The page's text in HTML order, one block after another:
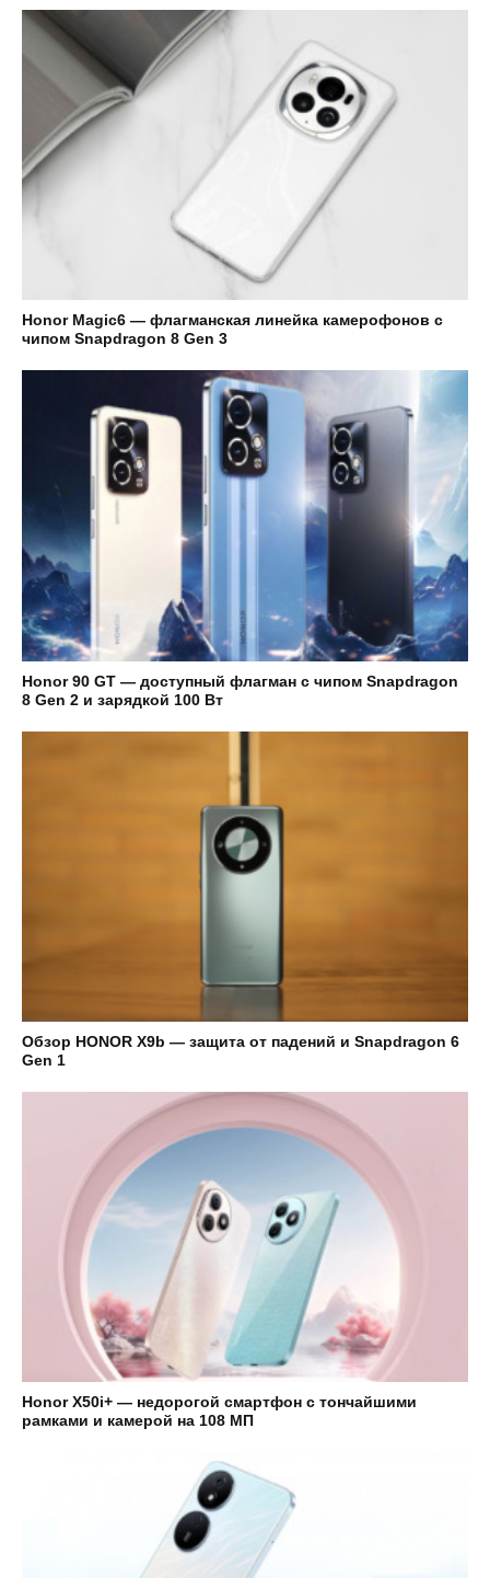
Honor Magic6 — флагманская линейка камерофонов с
чипом Snapdragon 8 Gen 3
Honor 90 GT — доступный флагман с чипом Snapdragon
8 Gen 2 и зарядкой 100 Вт
Обзор HONOR X9b — защита от падений и Snapdragon 6
Gen 1
Honor X50i+ — недорогой смартфон с тончайшими
рамками и камерой на 108 МП